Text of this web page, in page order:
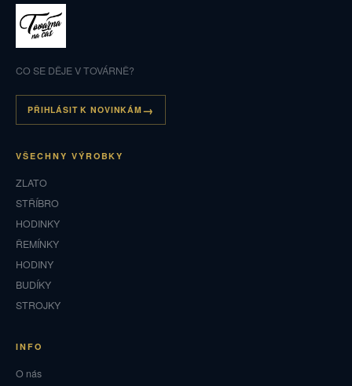
CO SE DĚJE V TOVÁRNĚ?
PŘIHLÁSIT K NOVINKÁM
VŠECHNY VÝROBKY
ZLATO
STŘÍBRO
HODINKY
ŘEMÍNKY
HODINY
BUDÍKY
STROJKY
INFO
O nás